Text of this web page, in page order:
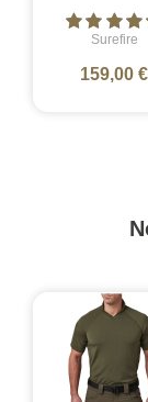
Surefire
159,00 €